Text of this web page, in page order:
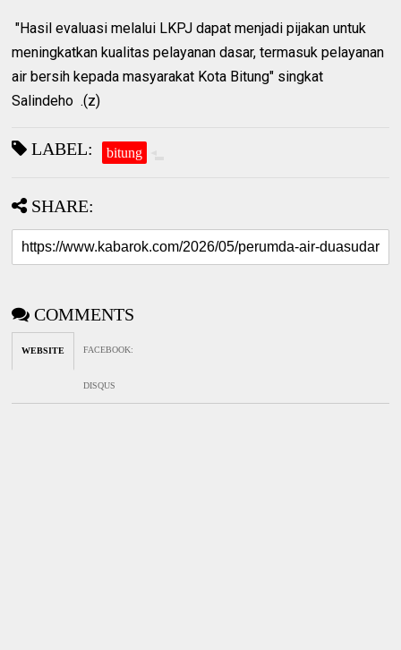
"Hasil evaluasi melalui LKPJ dapat menjadi pijakan untuk
meningkatkan kualitas pelayanan dasar, termasuk pelayanan
air bersih kepada masyarakat Kota Bitung" singkat
Salindeho .(z)
LABEL: bitung
SHARE:
COMMENTS
WEBSITE FACEBOOK:
DISQUS